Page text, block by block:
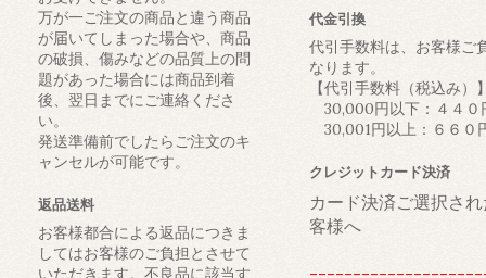
万が一ご注文の商品と違う商品
が届いてしまった場合や、商品
の破損、傷みなどの品質上の問
題があった場合には商品到着
後、翌日までにご連絡くださ
い。
発送準備前でしたらご注文のキ
ャンセルが可能です。
返品送料
お客様都合による返品につきま
してはお客様のご負担とさせて
いただきます。不良品に該当す
代金引換
代引手数料は、お客様ご
なります。
【代引手数料（税込み）
30,000円以下：４４０
30,001円以上：６６０
クレジットカード決済
カード決済ご選択さ
客様へ